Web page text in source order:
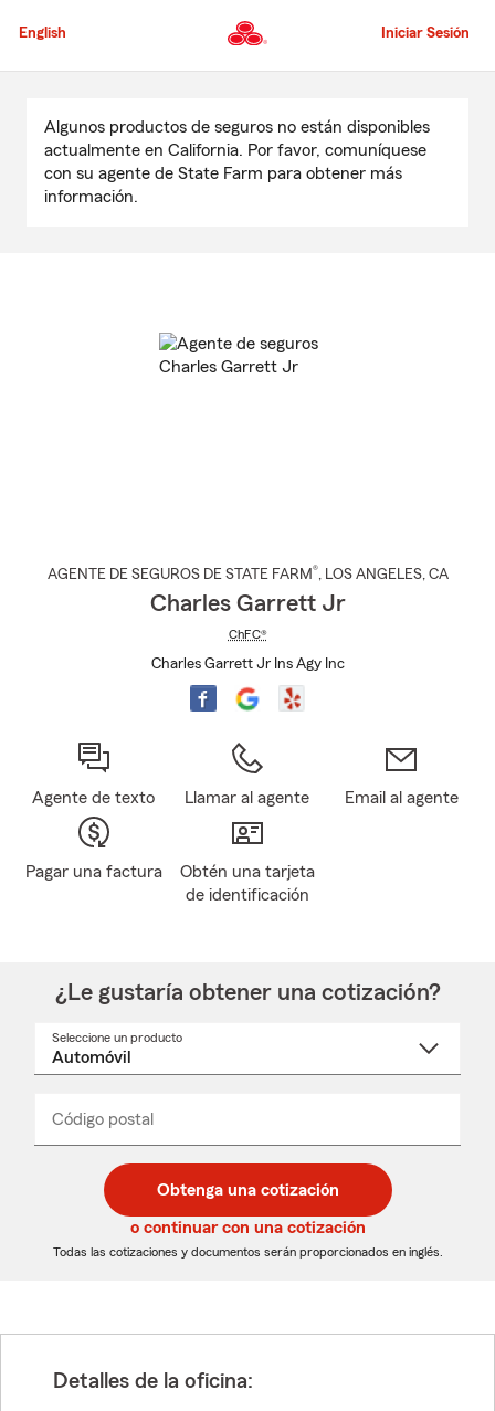
al
principal
English Iniciar Sesión
contenido
principal
Algunos productos de seguros no están disponibles
actualmente en California. Por favor, comuníquese
con su agente de State Farm para obtener más
información.
AGENTE DE SEGUROS DE STATE FARM®, LOS ANGELES, CA
Charles Garrett Jr
ChFC®
Charles Garrett Jr Ins Agy Inc
Agente de texto Llamar al agente Email al agente
Pagar una factura
Obtén una tarjeta
de identificación
¿Le gustaría obtener una cotización?
Seleccione un producto
desplegable
Código postal
de
5
dígitos
de
5
dígitos
_____
Obtenga una cotización
o continuar con una cotización
Todas las cotizaciones y documentos serán proporcionados en inglés.
Detalles de la oficina: